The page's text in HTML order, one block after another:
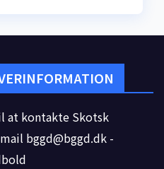
at kontakte Skotsk
bggd@bggd.dk -